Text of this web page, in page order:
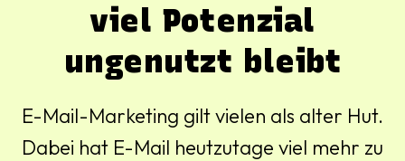
viel Potenzial
ungenutzt bleibt
E-Mail-Marketing gilt vielen als alter Hut.
Dabei hat E-Mail heutzutage viel mehr zu